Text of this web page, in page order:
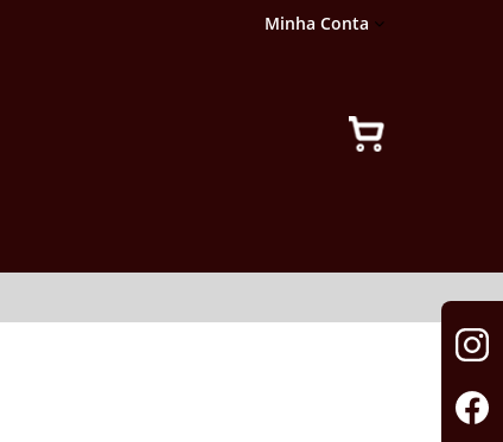
Minha Conta